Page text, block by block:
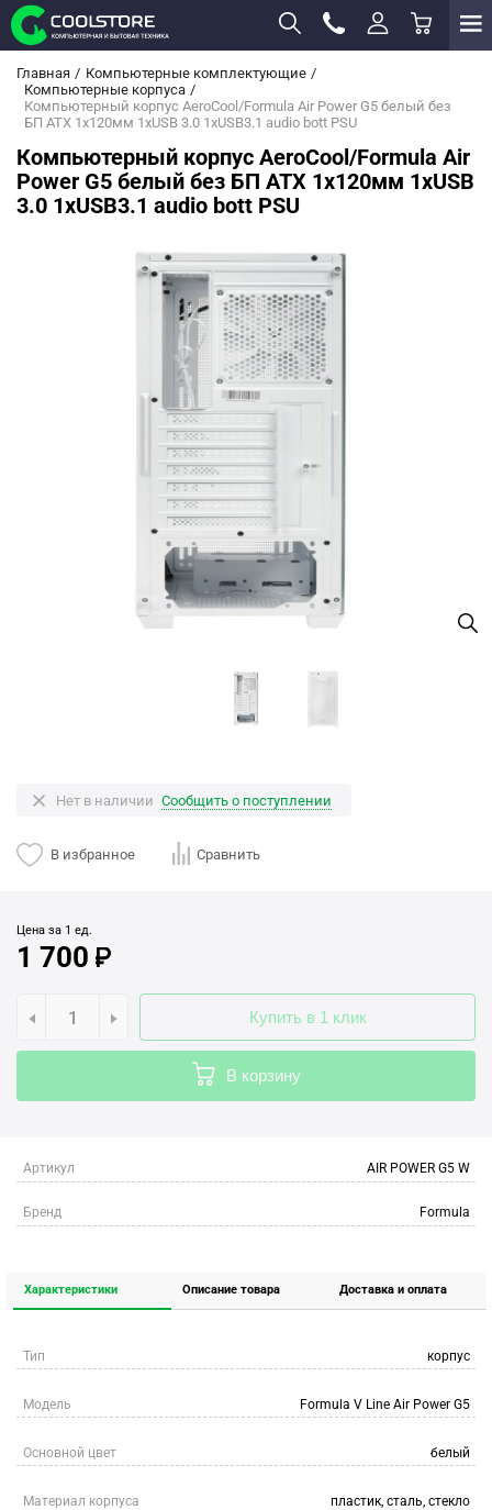
Главная
Компьютерные комплектующие
Компьютерные корпуса
Компьютерный корпус AeroCool/Formula Air Power G5 белый без
БП ATX 1x120мм 1xUSB 3.0 1xUSB3.1 audio bott PSU
Компьютерный корпус AeroCool/Formula Air
Power G5 белый без БП ATX 1x120мм 1xUSB
3.0 1xUSB3.1 audio bott PSU
Нет в наличии Сообщить о поступлении
В избранное Сравнить
Цена за 1 ед.
1 700
Купить в 1 клик
В корзину
Артикул AIR POWER G5 W
Бренд Formula
Характеристики Описание товара Доставка и оплата
Тип корпус
Модель Formula V Line Air Power G5
Основной цвет белый
Материал корпуса пластик, сталь, стекло